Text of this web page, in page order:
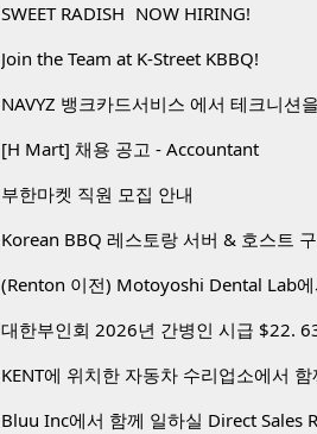
SWEET RADISH NOW HIRING!
Join the Team at K-Street KBBQ!
NAVYZ 뱅크카드서비스 에서 테크니션
[H Mart] 채용 공고 - Accountant
부한마켓 직원 모집 안내
(Renton 이전) Motoyoshi Dental Lab
대한부인회 2026년 간병인 시급 $22.
KENT에 위치한 자동차 수리업소에서
Bluu Inc에서 함께 일하실 Direct Sales